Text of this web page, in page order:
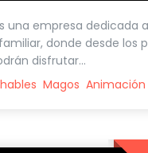
una empresa dedicada
donde desde los
disfrutar...
Magos